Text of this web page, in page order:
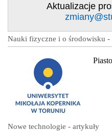
Aktualizacje
Nauki fizyczne i o środowisku -
Nowe technologie - artykuły